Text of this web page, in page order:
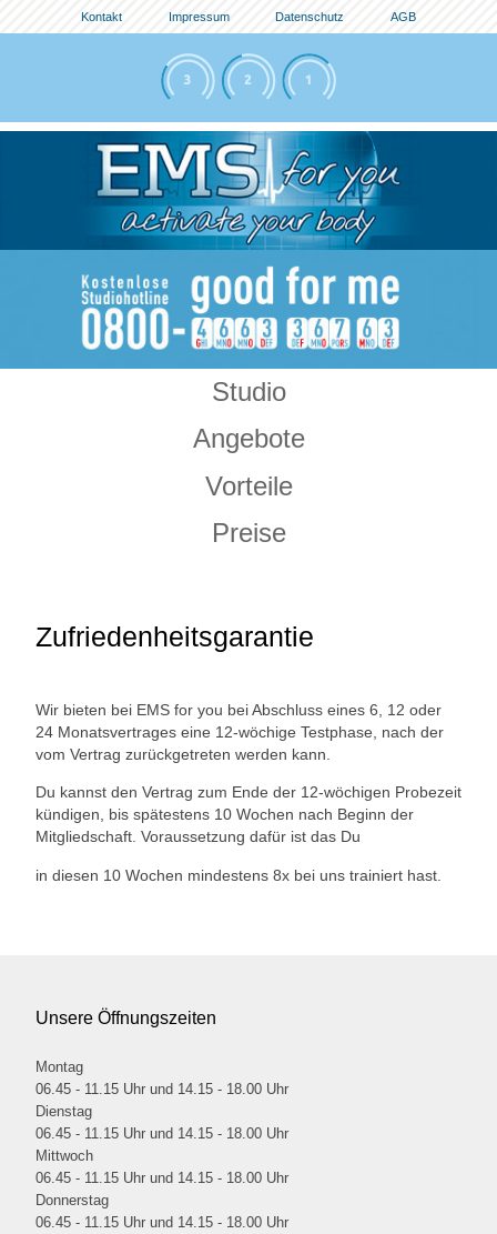
Kontakt Impressum Datenschutz AGB
Studio
Angebote
Vorteile
Preise
Zufriedenheitsgarantie
Wir bieten bei EMS for you bei Abschluss eines 6, 12 oder
24 Monatsvertrages eine 12-wöchige Testphase, nach der
vom Vertrag zurückgetreten werden kann.
Du kannst den Vertrag zum Ende der 12-wöchigen Probezeit
kündigen, bis spätestens 10 Wochen nach Beginn der
Mitgliedschaft. Voraussetzung dafür ist das Du
in diesen 10 Wochen mindestens 8x bei uns trainiert hast.
Unsere Öffnungszeiten
Montag
06.45 - 11.15 Uhr und 14.15 - 18.00 Uhr
Dienstag
06.45 - 11.15 Uhr und 14.15 - 18.00 Uhr
Mittwoch
06.45 - 11.15 Uhr und 14.15 - 18.00 Uhr
Donnerstag
06.45 - 11.15 Uhr und 14.15 - 18.00 Uhr